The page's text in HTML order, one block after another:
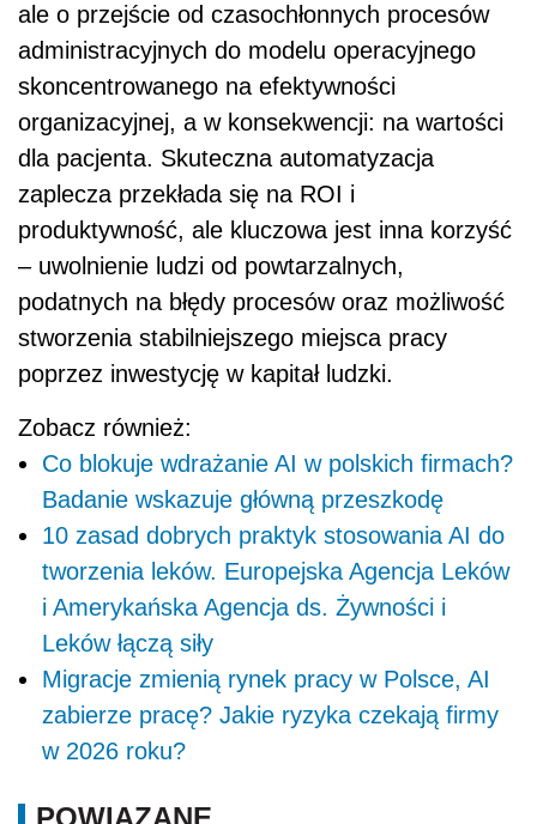
ale o przejście od czasochłonnych procesów
administracyjnych do modelu operacyjnego
skoncentrowanego na efektywności
organizacyjnej, a w konsekwencji: na wartości
dla pacjenta. Skuteczna automatyzacja
zaplecza przekłada się na ROI i
produktywność, ale kluczowa jest inna korzyść
– uwolnienie ludzi od powtarzalnych,
podatnych na błędy procesów oraz możliwość
stworzenia stabilniejszego miejsca pracy
poprzez inwestycję w kapitał ludzki.
Zobacz również:
Co blokuje wdrażanie AI w polskich firmach?
Badanie wskazuje główną przeszkodę
10 zasad dobrych praktyk stosowania AI do
tworzenia leków. Europejska Agencja Leków
i Amerykańska Agencja ds. Żywności i
Leków łączą siły
Migracje zmienią rynek pracy w Polsce, AI
zabierze pracę? Jakie ryzyka czekają firmy
w 2026 roku?